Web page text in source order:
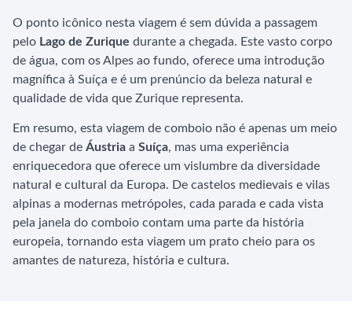
O ponto icônico nesta viagem é sem dúvida a passagem
pelo Lago de Zurique durante a chegada. Este vasto corpo
de água, com os Alpes ao fundo, oferece uma introdução
magnífica à Suíça e é um prenúncio da beleza natural e
qualidade de vida que Zurique representa.
Em resumo, esta viagem de comboio não é apenas um meio
de chegar de Áustria a Suíça, mas uma experiência
enriquecedora que oferece um vislumbre da diversidade
natural e cultural da Europa. De castelos medievais e vilas
alpinas a modernas metrópoles, cada parada e cada vista
pela janela do comboio contam uma parte da história
europeia, tornando esta viagem um prato cheio para os
amantes de natureza, história e cultura.